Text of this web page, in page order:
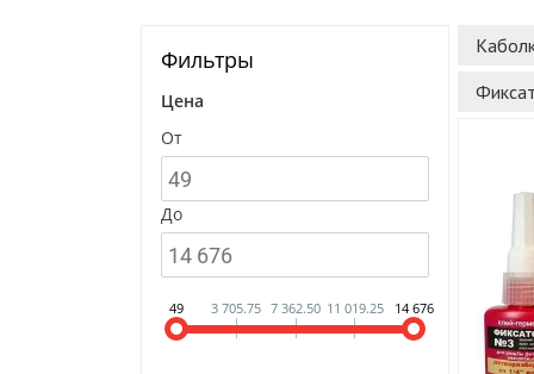
Фильтры
Цена
От
До
49 3 705.75 7 362.50 11 019.25 14 676